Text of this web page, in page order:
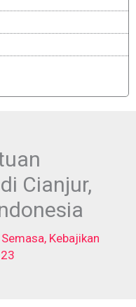
Cianjur,
, Kebajikan